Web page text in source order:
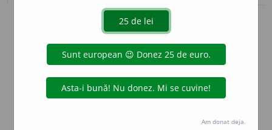
info
Aceste definiții sunt compilate de
echipa dexonline. Definițiile
originale se află pe filadefiniții.
preferințe
Am donat deja.